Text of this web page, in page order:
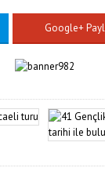
Google+